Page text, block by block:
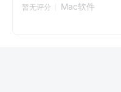
暂无评分 Mac软件